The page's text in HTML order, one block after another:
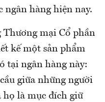
ngân hàng hiện nay.
mại Cổ phần
kế một sản phẩm
tại ngân hàng này:
giữa những người
họ là mục đích giữ